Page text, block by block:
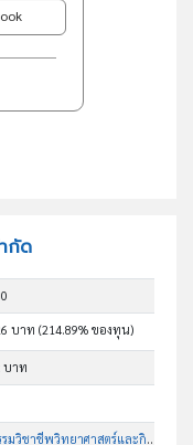
กัด
บาท (214.89% ของทุน)
บาท
M : กิจกรรมวิชาชีพวิทยาศาสตร์และกิจกรรมทาง วิชาการ